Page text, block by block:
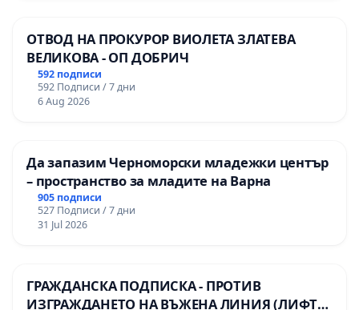
ОТВОД НА ПРОКУРОР ВИОЛЕТА ЗЛАТЕВА
ВЕЛИКОВА - ОП ДОБРИЧ
592 подписи
592 Подписи / 7 дни
6 Aug 2026
Да запазим Черноморски младежки център
– пространство за младите на Варна
905 подписи
527 Подписи / 7 дни
31 Jul 2026
ГРАЖДАНСКА ПОДПИСКА - ПРОТИВ
ИЗГРАЖДАНЕТО НА ВЪЖЕНА ЛИНИЯ (ЛИФТ)